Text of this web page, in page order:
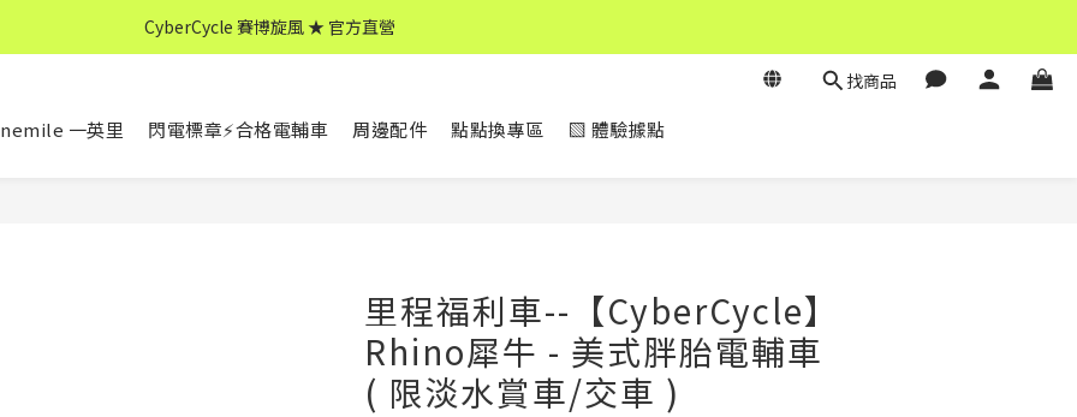
CyberCycle 賽博旋風 ★ 官方直營
CyberCycle 賽博旋風 ★ 官方直營
CyberCycle 賽博旋風 ★ 官方直營
找商品
一英里 閃電標章⚡合格電輔車 周邊配件 點點換專區 ▧ 體驗據點
里程福利車--【CyberCycle】
Rhino犀牛 - 美式胖胎電輔車
( 限淡水賞車/交車 )